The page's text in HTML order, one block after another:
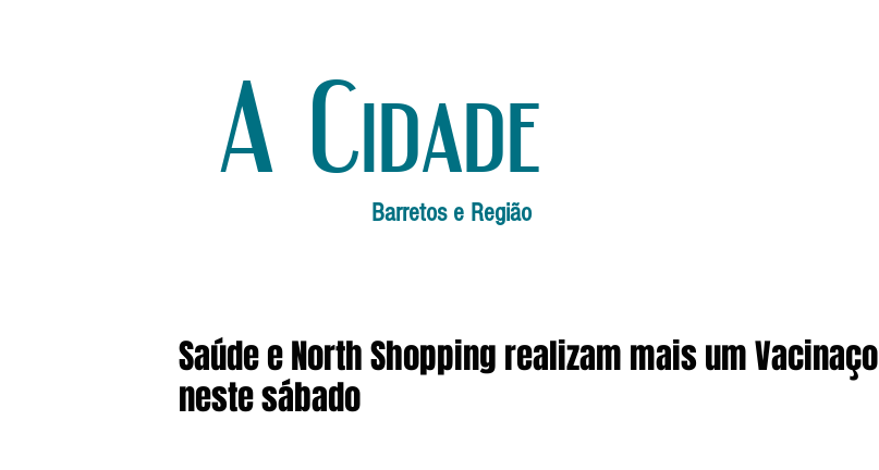
A Cidade
Barretos e Região
Saúde e North Shopping realizam mais um Vacinaço
neste sábado